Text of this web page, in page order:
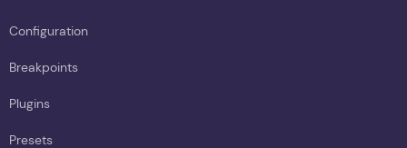
Configuration
Breakpoints
Plugins
Presets